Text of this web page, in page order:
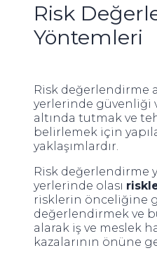
Risk
Yöntemleri
Risk değerlendirme
yerlerinde güvenliği
altında tutmak ve
belirlemek için
yaklaşımlardır.
Risk değerlendirme
yerlerinde olası
risklerin önceliğine
değerlendirmek ve
alarak iş ve meslek
kazalarının önüne